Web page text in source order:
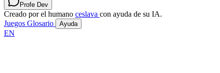
Profe Dev
Creado por el humano ceslava con ayuda de su IA.
Juegos Glosario Ayuda
EN